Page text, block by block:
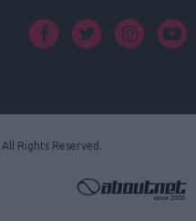
Rights Reserved.